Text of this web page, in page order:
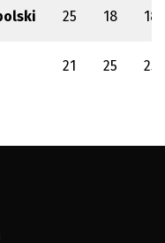
25 18 18
21 25 25